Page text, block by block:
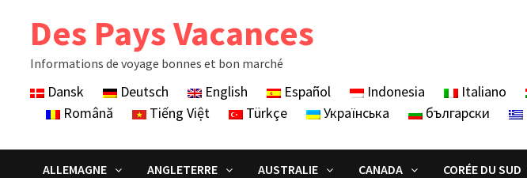
Des Pays Vacances
Informations de voyage bonnes et bon marché
Dansk Deutsch English Español Indonesia Italiano
Română
Tiếng Việt Türkçe Українська български
ALLEMAGNE ANGLETERRE AUSTRALIE CANADA CORÉE DU SUD